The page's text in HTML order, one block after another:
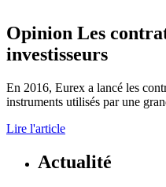
Opinion Les
investisseurs
En 2016, Eurex a lancé les
instruments utilisés par une
Lire l'article
Actualité